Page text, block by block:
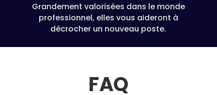
Grandement valorisées dans le monde
professionnel, elles vous aideront à
décrocher un nouveau poste.
FAQ